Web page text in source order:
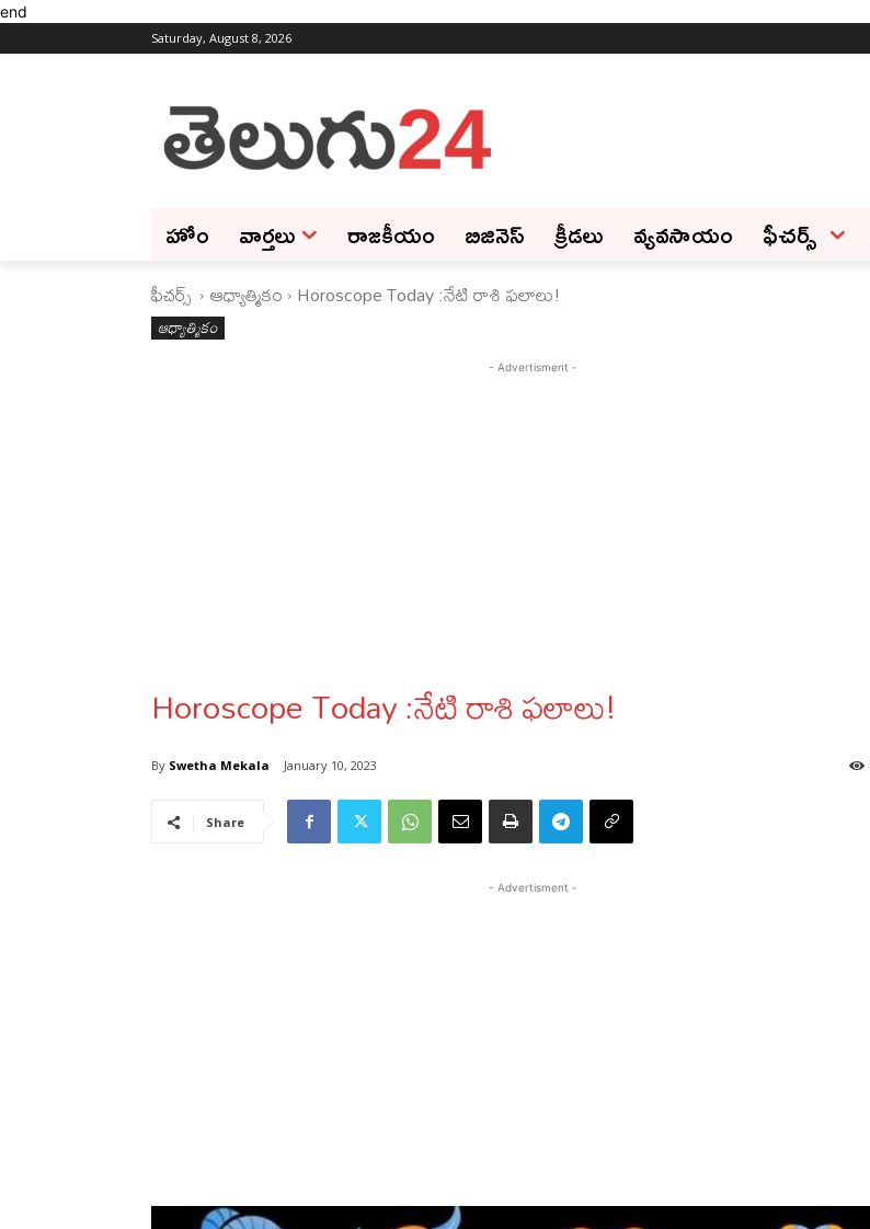
end
Saturday, August 8, 2026
హోం వార్తలు రాజకీయం బిజినెస్‌ క్రీడలు వ్యవసాయం ఫీచ‌ర్స్ ‌
ఫీచ‌ర్స్ ‌ ఆధ్యాత్మికం Horoscope Today :నేటి రాశి ఫలాలు!
ఆధ్యాత్మికం
- Advertisment -
Horoscope Today :నేటి రాశి ఫలాలు!
By Swetha Mekala January 10, 2023
Share
- Advertisment -